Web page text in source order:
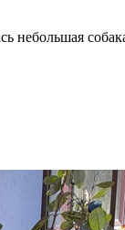
небольшая